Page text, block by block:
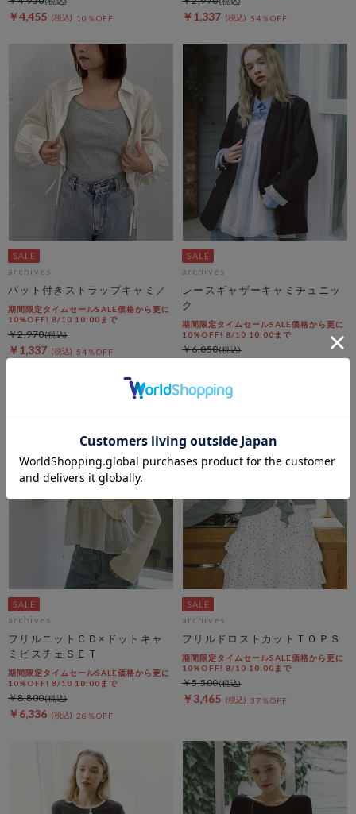
￥4,455 10％OFF ￥1,337 54％OFF
archives
パット付きストラップキャミ／
期間限定タイムセールSALE価格から更に
10%OFF! 8/10 10:00まで
￥1,337 54％OFF
￥2,970
archives
レースギャザーキャミチュニッ
ク
期間限定タイムセールSALE価格から更に
10%OFF! 8/10 10:00まで
￥6,050
archives
フリルニットＣＤ×ドットキャ
ミビスチェＳＥＴ
期間限定タイムセールSALE価格から更に
10%OFF! 8/10 10:00まで
￥6,336 28％OFF
￥8,800
archives
フリルドロストカットＴＯＰＳ
期間限定タイムセールSALE価格から更に
10%OFF! 8/10 10:00まで
￥3,465 37％OFF
￥5,500